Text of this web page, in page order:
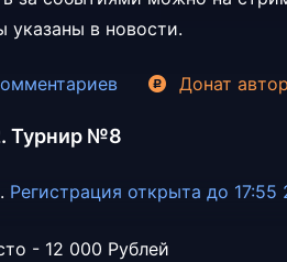
указаны в новости.
Донат
Турнир №8
Регистрация открыта до 17:55
- 12 000 Рублей